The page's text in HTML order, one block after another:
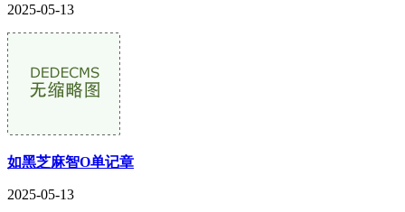
2025-05-13
如黑芝麻智O单记章
2025-05-13